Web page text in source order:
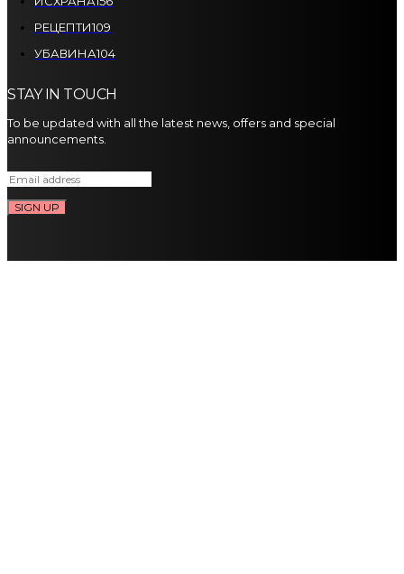
РЕЦЕПТИ109
УБАВИНА104
STAY IN TOUCH
To be updated with all the latest news, offers and special
announcements.
SIGN UP